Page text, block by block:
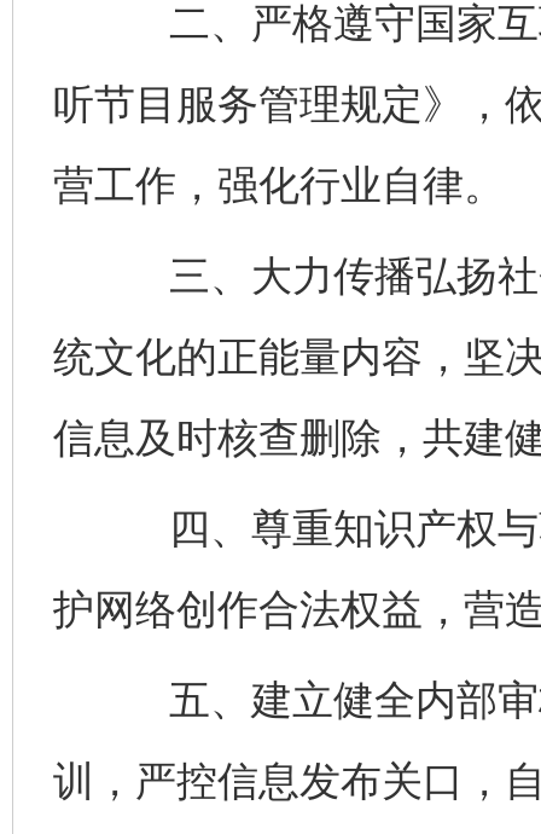
二、严格遵守国家互
听节目服务管理规定》，
营工作，强化行业自律。
三、大力传播弘扬社
统文化的正能量内容，坚
信息及时核查删除，共建
四、尊重知识产权与
护网络创作合法权益，营
五、建立健全内部审
训，严控信息发布关口，